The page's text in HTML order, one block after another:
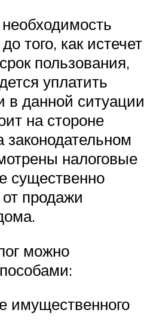
того, как истечет
пользования,
уплатить
в данной ситуации
на стороне
налоговые
существенно
продажи
можно
имущественного